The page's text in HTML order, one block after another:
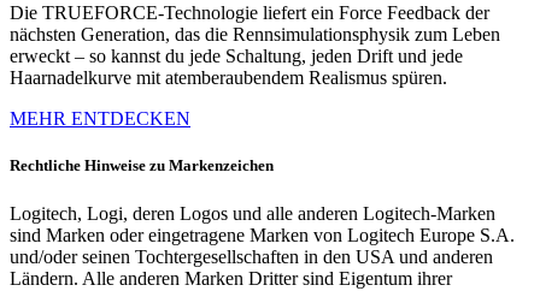
Die TRUEFORCE-Technologie liefert ein Force Feedback der
nächsten Generation, das die Rennsimulationsphysik zum Leben
erweckt – so kannst du jede Schaltung, jeden Drift und jede
Haarnadelkurve mit atemberaubendem Realismus spüren.
MEHR ENTDECKEN
Rechtliche Hinweise zu Markenzeichen
Logitech, Logi, deren Logos und alle anderen Logitech-Marken
sind Marken oder eingetragene Marken von Logitech Europe S.A.
und/oder seinen Tochtergesellschaften in den USA und anderen
Ländern. Alle anderen Marken Dritter sind Eigentum ihrer